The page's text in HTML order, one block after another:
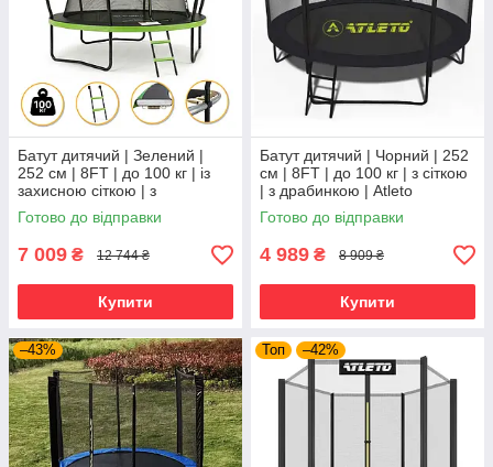
Батут дитячий | Зелений |
252 см | 8FT | до 100 кг | із
захисною сіткою | з
драбинкою | LEOBRO LB-
1099 | для дому, дачі та
Готово до відправки
7 009 ₴ 12 744 ₴
Купити
Батут дитячий | Чорний | 252
см | 8FT | до 100 кг | з сіткою
| з драбинкою | Atleto
Готово до відправки
4 989 ₴ 8 909 ₴
Купити
–43% Топ –42%